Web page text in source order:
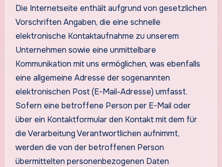
Die Internetseite enthält aufgrund von gesetzlichen
Vorschriften Angaben, die eine schnelle
elektronische Kontaktaufnahme zu unserem
Unternehmen sowie eine unmittelbare
Kommunikation mit uns ermöglichen, was ebenfalls
eine allgemeine Adresse der sogenannten
elektronischen Post (E-Mail-Adresse) umfasst.
Sofern eine betroffene Person per E-Mail oder
über ein Kontaktformular den Kontakt mit dem für
die Verarbeitung Verantwortlichen aufnimmt,
werden die von der betroffenen Person
übermittelten personenbezogenen Daten